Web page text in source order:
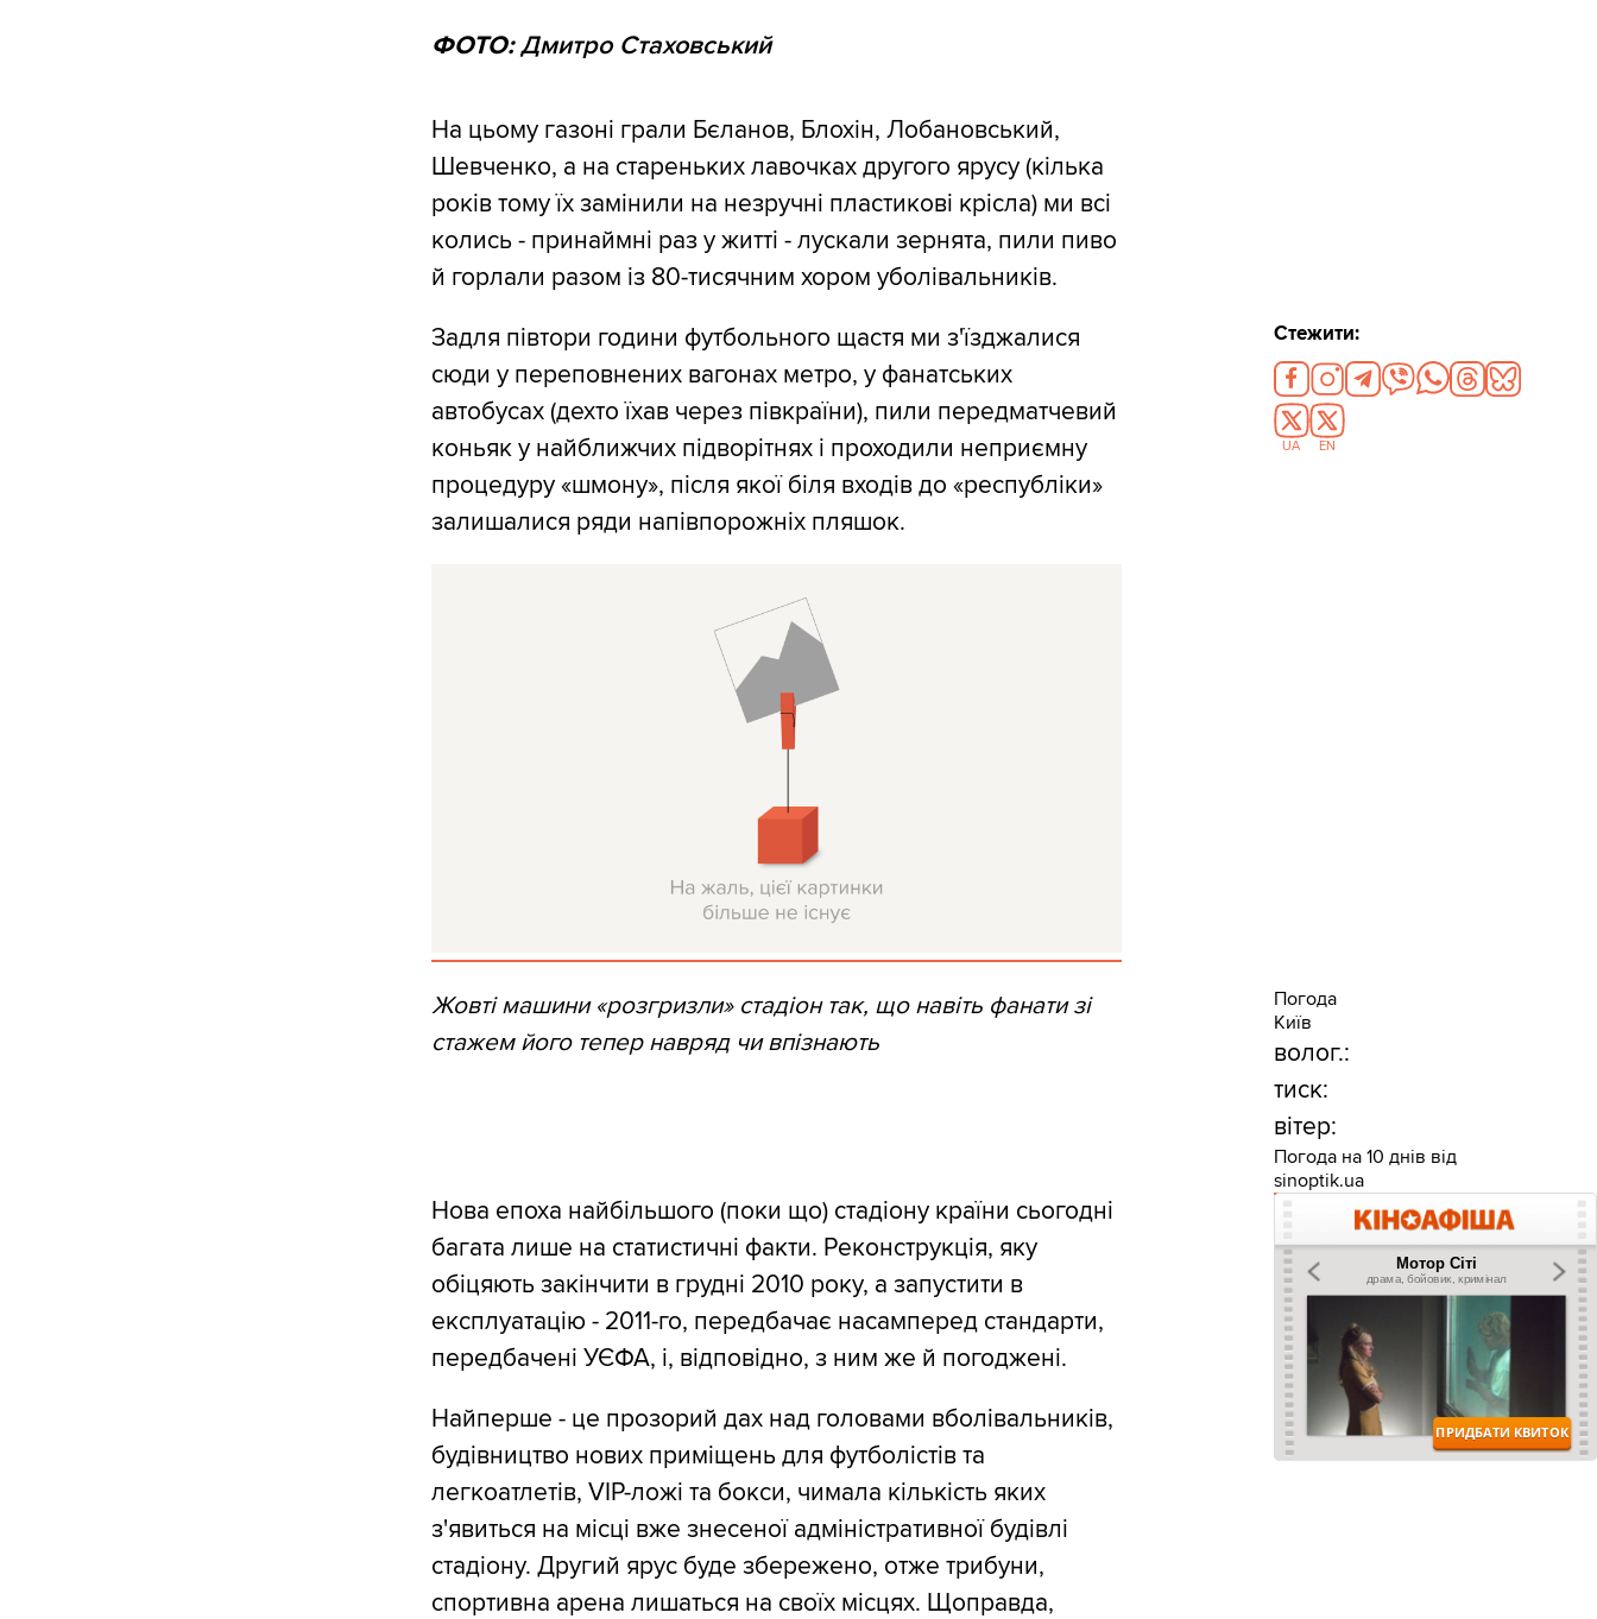
ФОТО:Дмитро Стаховський
На цьому газоні грали Бєланов, Блохін, Лобановський,
Шевченко, а на стареньких лавочках другого ярусу (кілька
років тому їх замінили на незручні пластикові крісла) ми всі
колись - принаймні раз у житті - лускали зернята, пили пиво
й горлали разом із 80-тисячним хором уболівальників.
Задля півтори години футбольного щастя ми з'їзджалися
сюди у переповнених вагонах метро, у фанатських
автобусах (дехто їхав через півкраїни), пили передматчевий
коньяк у найближчих підворітнях і проходили неприємну
процедуру «шмону», після якої біля входів до «республіки»
залишалися ряди напівпорожніх пляшок.
Жовті машини «розгризли» стадіон так, що навіть фанати зі
стажем його тепер навряд чи впізнають
Нова епоха найбільшого (поки що) стадіону країни сьогодні
багата лише на статистичні факти. Реконструкція, яку
обіцяють закінчити в грудні 2010 року, а запустити в
експлуатацію - 2011-го, передбачає насамперед стандарти,
передбачені УЄФА, і, відповідно, з ним же й погоджені.
Найперше - це прозорий дах над головами вболівальників,
будівництво нових приміщень для футболістів та
легкоатлетів, VIP-ложі та бокси, чимала кількість яких
з'явиться на місці вже знесеної адміністративної будівлі
стадіону. Другий ярус буде збережено, отже трибуни,
спортивна арена лишаться на своїх місцях. Щоправда,
Стежити:
UA EN
Погода
Київ
волог.:
тиск:
вітер:
Погода на 10 днів від
sinoptik.ua